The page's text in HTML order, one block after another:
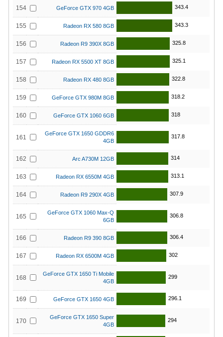
154 GeForce GTX 970 4GB 343.4
155 Radeon RX 580 8GB 343.3
156 Radeon R9 390X 8GB 325.8
157 Radeon RX 5500 XT 8GB 325.1
158 Radeon RX 480 8GB 322.8
159 GeForce GTX 980M 8GB 318.2
160 GeForce GTX 1060 6GB 318
161
GeForce GTX 1650 GDDR6
4GB
317.8
162 Arc A730M 12GB 314
163 Radeon RX 6550M 4GB 313.1
164 Radeon R9 290X 4GB 307.9
165
GeForce GTX 1060 Max-Q
6GB
306.8
166 Radeon R9 390 8GB 306.4
167 Radeon RX 6500M 4GB 302
168
GeForce GTX 1650 Ti Mobile
4GB
299
169 GeForce GTX 1650 4GB 296.1
170
GeForce GTX 1650 Super
4GB
294